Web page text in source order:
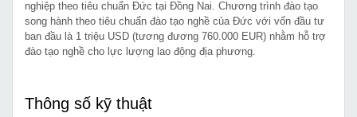
nghiệp theo tiêu chuẩn Đức tại Đồng Nai. Chương trình đào tạo
song hành theo tiêu chuẩn đào tạo nghề của Đức với vốn đầu tư
ban đầu là 1 triệu USD (tương đương 760.000 EUR) nhằm hỗ trợ
đào tạo nghề cho lực lượng lao động địa phương.
Thông số kỹ thuật